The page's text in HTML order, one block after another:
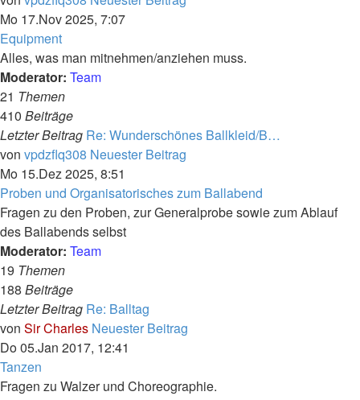
Mo 17.Nov 2025, 7:07
Equipment
Alles, was man mitnehmen/anziehen muss.
Moderator: Team
21 Themen
410 Beiträge
Letzter Beitrag Re: Wunderschönes Ballkleid/B…
von vpdzflq308 Neuester Beitrag
Mo 15.Dez 2025, 8:51
Proben und Organisatorisches zum Ballabend
Fragen zu den Proben, zur Generalprobe sowie zum Ablauf
des Ballabends selbst
Moderator: Team
19 Themen
188 Beiträge
Letzter Beitrag Re: Balltag
von Sir Charles Neuester Beitrag
Do 05.Jan 2017, 12:41
Tanzen
Fragen zu Walzer und Choreographie.